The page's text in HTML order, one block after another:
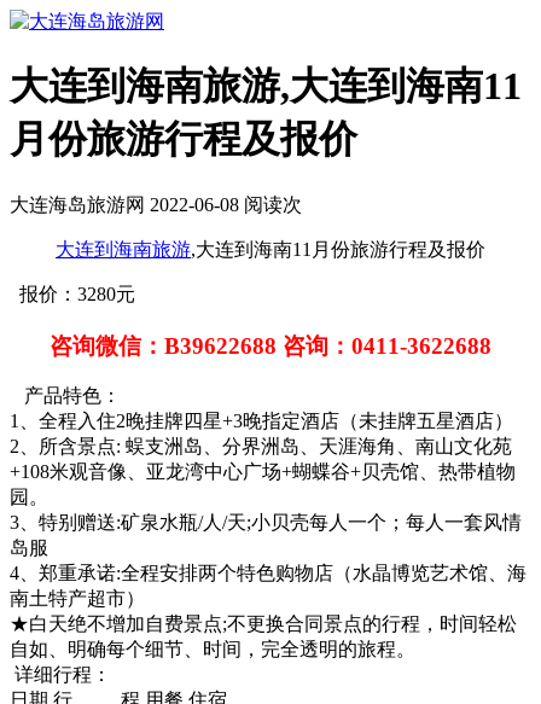
大连到海南旅游,大连到海南11
月份旅游行程及报价
大连海岛旅游网 2022-06-08 阅读次
大连到 海南旅游,大连到海南11月份旅游行程及报价
报价：3280元
咨询微信：B39622688 咨询：0411-3622688
产品特色：
1、全程入住2晚挂牌四星+3晚指定酒店（未挂牌五星酒店）
2、所含景点: 蜈支洲岛、分界洲岛、天涯海角、南山文化苑
+108米观音像、亚龙湾中心广场+蝴蝶谷+贝壳馆、热带植物
园。
3、特别赠送:矿泉水瓶/人/天;小贝壳每人一个；每人一套风情
岛服
4、郑重承诺:全程安排两个特色购物店（水晶博览艺术馆、海
南土特产超市）
★白天绝不增加自费景点;不更换合同景点的行程，时间轻松
自如、明确每个细节、时间，完全透明的旅程。
详细行程：